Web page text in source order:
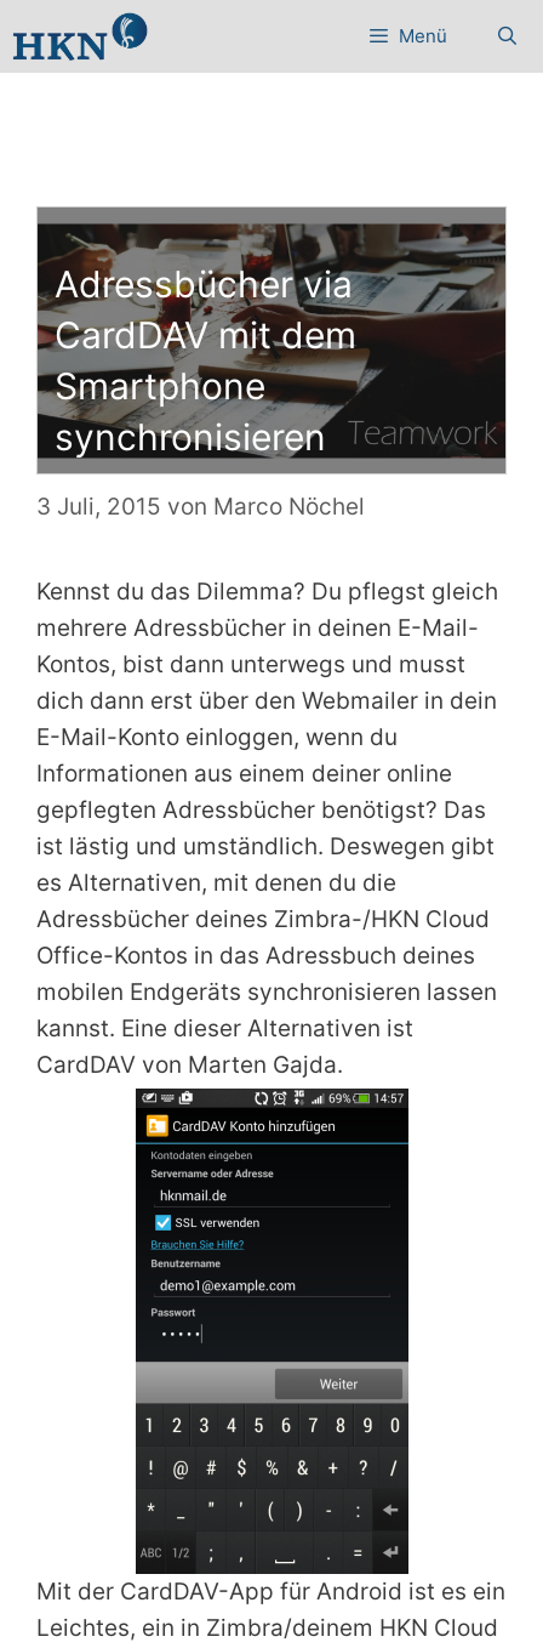
Inhalt
Menü
Adressbücher via
CardDAV mit dem
Smartphone
synchronisieren
3 Juli, 2015 von Marco Nöchel
Kennst du das Dilemma? Du pflegst gleich
mehrere Adressbücher in deinen E-Mail-
Kontos, bist dann unterwegs und musst
dich dann erst über den Webmailer in dein
E-Mail-Konto einloggen, wenn du
Informationen aus einem deiner online
gepflegten Adressbücher benötigst? Das
ist lästig und umständlich. Deswegen gibt
es Alternativen, mit denen du die
Adressbücher deines Zimbra-/HKN Cloud
Office-Kontos in das Adressbuch deines
mobilen Endgeräts synchronisieren lassen
kannst. Eine dieser Alternativen ist
CardDAV von Marten Gajda.
Mit der CardDAV-App für Android ist es ein
Leichtes, ein in Zimbra/deinem HKN Cloud